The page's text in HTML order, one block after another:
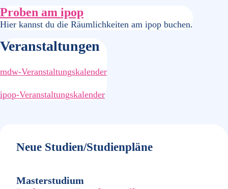
Proben am ipop
Hier kannst du die Räumlichkeiten am ipop buchen.
Veranstaltungen
mdw-Veranstaltungskalender
ipop-Veranstaltungskalender
Neue Studien/Studienpläne
Masterstudium